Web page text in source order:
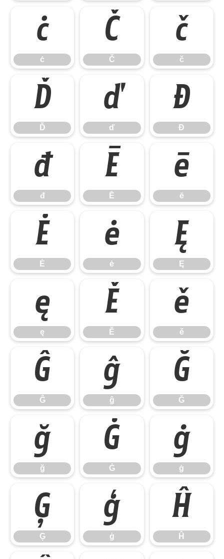
ċ
ċ
Č
Č
č
č
Ď
Ď
ď
ď
Đ
Đ
đ
đ
Ē
Ē
ē
ē
Ė
Ė
ė
ė
Ę
Ę
ę
ę
Ě
Ě
ě
ě
Ĝ
Ĝ
ĝ
ĝ
Ğ
Ğ
ğ
ğ
Ġ
Ġ
ġ
ġ
Ģ
Ģ
ģ
ģ
Ĥ
Ĥ